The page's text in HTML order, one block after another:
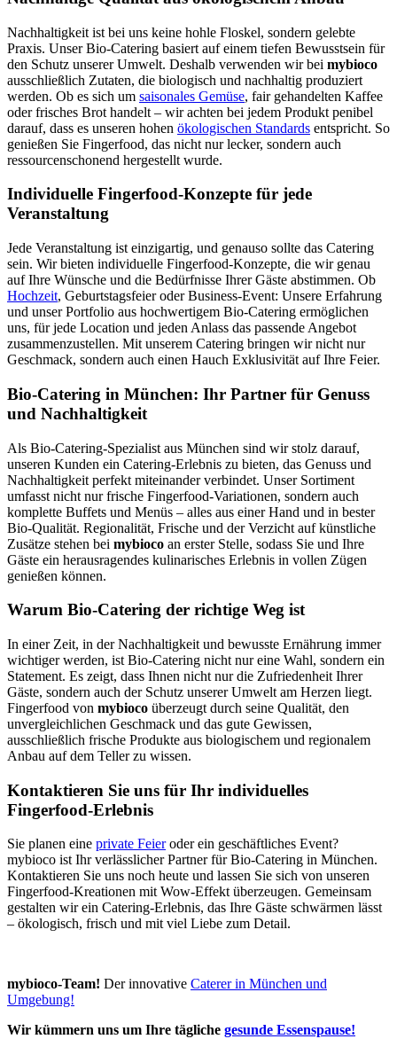
Nachhaltigkeit ist bei uns keine hohle Floskel, sondern gelebte
Praxis. Unser Bio-Catering basiert auf einem tiefen Bewusstsein für
den Schutz unserer Umwelt. Deshalb verwenden wir bei mybioco
ausschließlich Zutaten, die biologisch und nachhaltig produziert
werden. Ob es sich um saisonales Gemüse, fair gehandelten Kaffee
oder frisches Brot handelt – wir achten bei jedem Produkt penibel
darauf, dass es unseren hohen ökologischen Standards entspricht. So
genießen Sie Fingerfood, das nicht nur lecker, sondern auch
ressourcenschonend hergestellt wurde.
Individuelle Fingerfood-Konzepte für jede
Veranstaltung
Jede Veranstaltung ist einzigartig, und genauso sollte das Catering
sein. Wir bieten individuelle Fingerfood-Konzepte, die wir genau
auf Ihre Wünsche und die Bedürfnisse Ihrer Gäste abstimmen. Ob
Hochzeit, Geburtstagsfeier oder Business-Event: Unsere Erfahrung
und unser Portfolio aus hochwertigem Bio-Catering ermöglichen
uns, für jede Location und jeden Anlass das passende Angebot
zusammenzustellen. Mit unserem Catering bringen wir nicht nur
Geschmack, sondern auch einen Hauch Exklusivität auf Ihre Feier.
Bio-Catering in München: Ihr Partner für Genuss
und Nachhaltigkeit
Als Bio-Catering-Spezialist aus München sind wir stolz darauf,
unseren Kunden ein Catering-Erlebnis zu bieten, das Genuss und
Nachhaltigkeit perfekt miteinander verbindet. Unser Sortiment
umfasst nicht nur frische Fingerfood-Variationen, sondern auch
komplette Buffets und Menüs – alles aus einer Hand und in bester
Bio-Qualität. Regionalität, Frische und der Verzicht auf künstliche
Zusätze stehen bei mybioco an erster Stelle, sodass Sie und Ihre
Gäste ein herausragendes kulinarisches Erlebnis in vollen Zügen
genießen können.
Warum Bio-Catering der richtige Weg ist
In einer Zeit, in der Nachhaltigkeit und bewusste Ernährung immer
wichtiger werden, ist Bio-Catering nicht nur eine Wahl, sondern ein
Statement. Es zeigt, dass Ihnen nicht nur die Zufriedenheit Ihrer
Gäste, sondern auch der Schutz unserer Umwelt am Herzen liegt.
Fingerfood von mybioco überzeugt durch seine Qualität, den
unvergleichlichen Geschmack und das gute Gewissen,
ausschließlich frische Produkte aus biologischem und regionalem
Anbau auf dem Teller zu wissen.
Kontaktieren Sie uns für Ihr individuelles
Fingerfood-Erlebnis
Sie planen eine private Feieroder ein geschäftliches Event?
mybioco ist Ihr verlässlicher Partner für Bio-Catering in München.
Kontaktieren Sie uns noch heute und lassen Sie sich von unseren
Fingerfood-Kreationen mit Wow-Effekt überzeugen. Gemeinsam
gestalten wir ein Catering-Erlebnis, das Ihre Gäste schwärmen lässt
– ökologisch, frisch und mit viel Liebe zum Detail.
mybioco-Team! Der innovative Caterer in München und
Umgebung!
Wir kümmern uns um Ihre tägliche gesunde Essenspause!